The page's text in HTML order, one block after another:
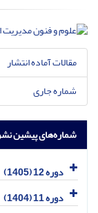
مقالات آماده انتشار
شماره جاری
شماره‌های پیشین
دوره 12 (1405)
دوره 11 (1404)